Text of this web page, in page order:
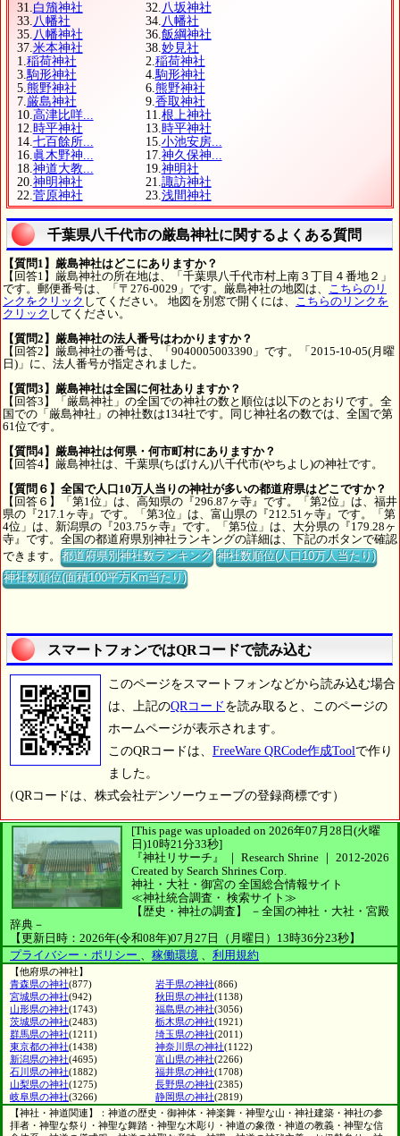
31.白籏神社 32.八坂神社
33.八幡社 34.八幡社
35.八幡神社 36.飯綱神社
37.米本神社 38.妙見社
1.稲荷神社 2.稲荷神社
3.駒形神社 4.駒形神社
5.熊野神社 6.熊野神社
7.厳島神社 9.香取神社
10.高津比咩... 11.根上神社
12.時平神社 13.時平神社
14.七百餘所... 15.小池安房...
16.眞木野神... 17.神久保神...
18.神道大教... 19.神明社
20.神明神社 21.諏訪神社
22.菅原神社 23.浅間神社
千葉県八千代市の厳島神社に関するよくある質問
【質問1】厳島神社はどこにありますか？
【回答1】厳島神社の所在地は、「千葉県八千代市村上南３丁目４番地２」
です。郵便番号は、「〒276-0029」です。厳島神社の地図は、 こちらのリ
ンクをクリック してください。 地図を別窓で開くには、 こちらのリンクを
クリック してください。
【質問2】厳島神社の法人番号はわかりますか？
【回答2】厳島神社の番号は、「9040005003390」です。「2015-10-05(月曜
日)」に、法人番号が指定されました。
【質問3】厳島神社は全国に何社ありますか？
【回答3】「厳島神社」の全国での神社の数と順位は以下のとおりです。全
国での「厳島神社」の神社数は134社です。同じ神社名の数では、全国で第
61位です。
【質問4】厳島神社は何県・何市町村にありますか？
【回答4】厳島神社は、千葉県(ちばけん)八千代市(やちよし)の神社です。
【質問６】全国で人口10万人当りの神社が多いの都道府県はどこですか？
【回答６】「第1位」は、高知県の『296.87ヶ寺』です。「第2位」は、福井
県の『217.1ヶ寺』です。「第3位」は、富山県の『212.51ヶ寺』です。「第
4位」は、新潟県の『203.75ヶ寺』です。「第5位」は、大分県の『179.28ヶ
寺』です。全国の都道府県別神社ランキングの詳細は、下記のボタンで確認
できます。都道府県別神社数ランキング 神社数順位(人口10万人当たり)
神社数順位(面積100平方Km当たり)
スマートフォンではQRコードで読み込む
このページをスマートフォンなどから読み込む場合
は、上記のQRコード を読み取ると、このページの
ホームページが表示されます。
このQRコードは、 FreeWare QRCode作成Toolで作り
ました。
（QRコードは、株式会社デンソーウェーブの登録商標です）
[This page was uploaded on 2026年07月28日(火曜
日)10時21分33秒]
『神社リサーチ』 ｜ Research Shrine ｜ 2012-2026
Created by Search Shrines Corp.
神社・大社・御宮の 全国総合情報サイト
≪神社統合調査・ 検索サイト≫
【歴史・神社の調査】
－全国の神社・大社・宮殿
辞典－
【更新日時：2026年(令和08年)07月27日（月曜日）13時36分23秒】
プライバシー・ポリシー 、 稼働環境 、 利用規約
【他府県の神社】
青森県の神社(877) 岩手県の神社(866)
宮城県の神社(942) 秋田県の神社(1138)
山形県の神社(1743) 福島県の神社(3056)
茨城県の神社(2483) 栃木県の神社(1921)
群馬県の神社(1211) 埼玉県の神社(2011)
東京都の神社(1438) 神奈川県の神社(1122)
新潟県の神社(4695) 富山県の神社(2266)
石川県の神社(1882) 福井県の神社(1708)
山梨県の神社(1275) 長野県の神社(2385)
岐阜県の神社(3266) 静岡県の神社(2819)
【神社・神道関連】：神道の歴史・御神体・神楽舞・神聖な山・神社建築・神社の参
拝者・神聖な祭り・神聖な舞踏・神聖な木彫り・神道の象徴・神道の教義・神聖な信